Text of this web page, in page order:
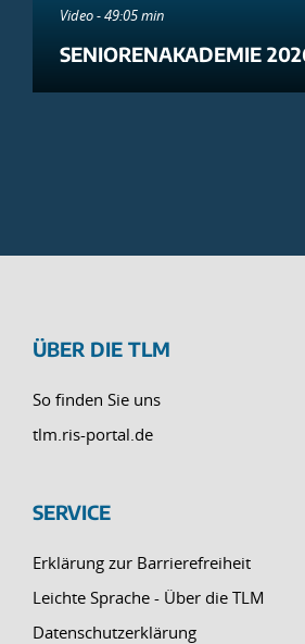
Video - 49:05 min
SENIORENAKADEMIE
ÜBER DIE TLM
So finden Sie uns
tlm.ris-portal.de
SERVICE
Erklärung zur Barrierefreiheit
Leichte Sprache - Über die TLM
Datenschutzerklärung